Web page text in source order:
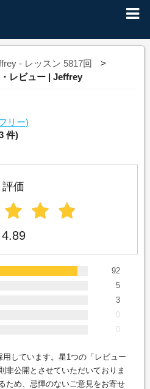
- レッスン 5817回
レビュー | Jeffrey
リー)
件)
評価
4.89
92
5
3
0
0
しています。星1つの「レビュー
非公開とさせていただいておりま
ため、忌憚のないご意見をお寄せ